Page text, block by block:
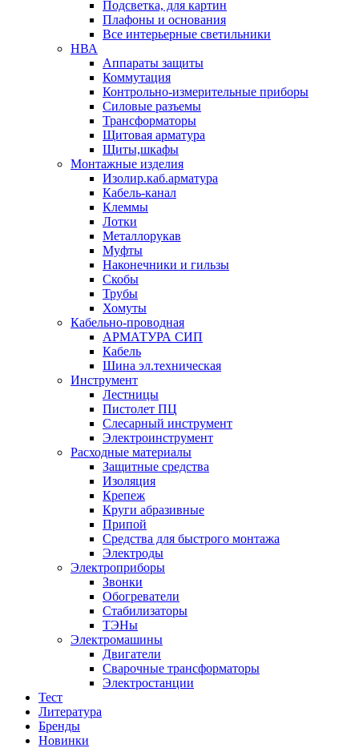
Подсветка, для картин
Плафоны и основания
Все интерьерные светильники
НВА
Аппараты защиты
Коммутация
Контрольно-измерительные приборы
Силовые разъемы
Трансформаторы
Щитовая арматура
Щиты,шкафы
Монтажные изделия
Изолир.каб.арматура
Кабель-канал
Клеммы
Лотки
Металлорукав
Муфты
Наконечники и гильзы
Скобы
Трубы
Хомуты
Кабельно-проводная
АРМАТУРА СИП
Кабель
Шина эл.техническая
Инструмент
Лестницы
Пистолет ПЦ
Слесарный инструмент
Электроинструмент
Расходные материалы
Защитные средства
Изоляция
Крепеж
Круги абразивные
Припой
Средства для быстрого монтажа
Электроды
Электроприборы
Звонки
Обогреватели
Стабилизаторы
ТЭНы
Электромашины
Двигатели
Сварочные трансформаторы
Электростанции
Тест
Литература
Бренды
Новинки